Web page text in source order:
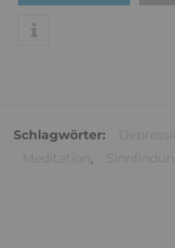
Schlagwörter: